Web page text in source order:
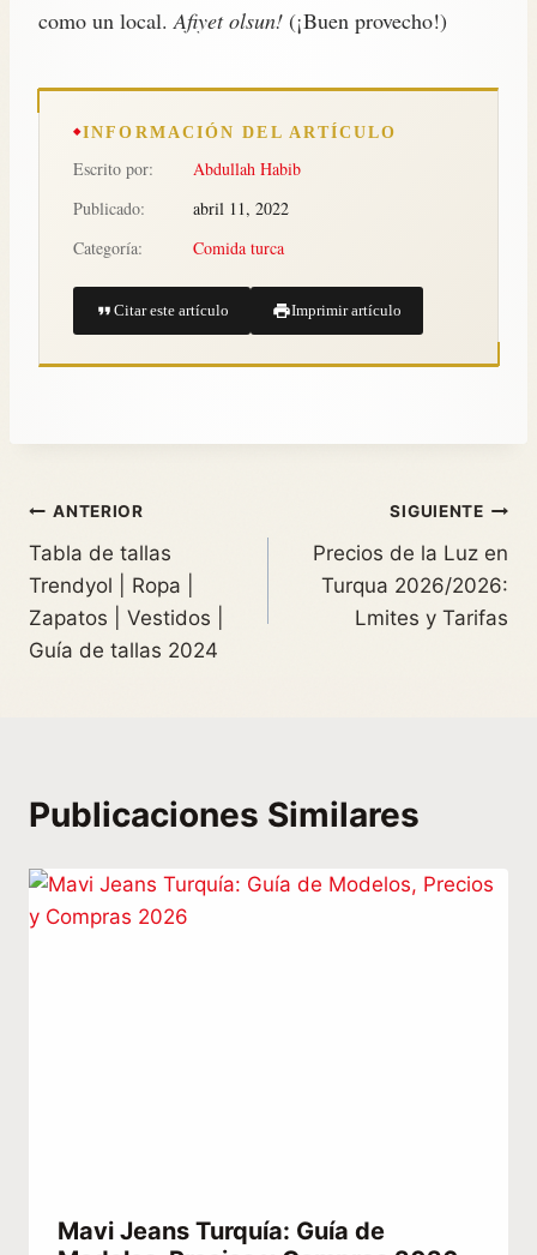
como un local. Afiyet olsun! (¡Buen provecho!)
INFORMACIÓN DEL ARTÍCULO
Escrito por:
Abdullah Habib
Publicado:
abril 11, 2022
Categoría:
Comida turca
Citar este artículo Imprimir artículo
ANTERIOR
Tabla de tallas
Trendyol | Ropa |
Zapatos | Vestidos |
Guía de tallas 2024
SIGUIENTE
Precios de la Luz en
Turqua 2026/2026:
Lmites y Tarifas
Publicaciones Similares
Mavi Jeans Turquía: Guía de